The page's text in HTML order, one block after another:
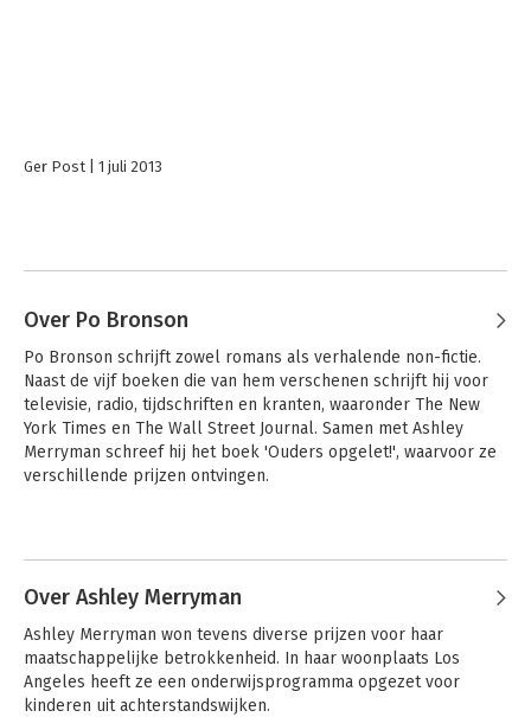
Ger Post 1 juli 2013
Over Po Bronson
Po Bronson schrijft zowel romans als verhalende non-fictie.
Naast de vijf boeken die van hem verschenen schrijft hij voor
televisie, radio, tijdschriften en kranten, waaronder The New
York Times en The Wall Street Journal. Samen met Ashley
Merryman schreef hij het boek 'Ouders opgelet!', waarvoor ze
verschillende prijzen ontvingen.
Over Ashley Merryman
Ashley Merryman won tevens diverse prijzen voor haar
maatschappelijke betrokkenheid. In haar woonplaats Los
Angeles heeft ze een onderwijsprogramma opgezet voor
kinderen uit achterstandswijken.